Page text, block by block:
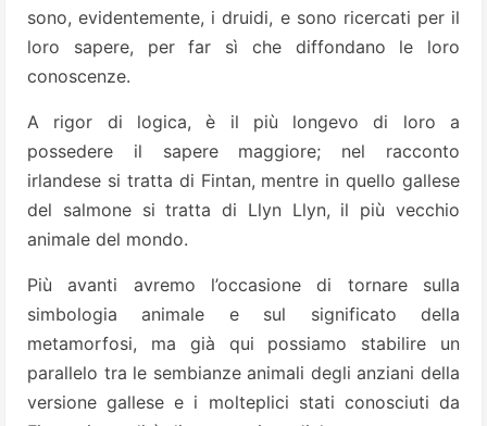
sono, evidentemente, i druidi, e sono ricercati per il
loro sapere, per far sì che diffondano le loro
conoscenze.
A rigor di logica, è il più longevo di loro a
possedere il sapere maggiore; nel racconto
irlandese si tratta di Fintan, mentre in quello gallese
del salmone si tratta di Llyn Llyn, il più vecchio
animale del mondo.
Più avanti avremo l’occasione di tornare sulla
simbologia animale e sul significato della
metamorfosi, ma già qui possiamo stabilire un
parallelo tra le sembianze animali degli anziani della
versione gallese e i molteplici stati conosciuti da